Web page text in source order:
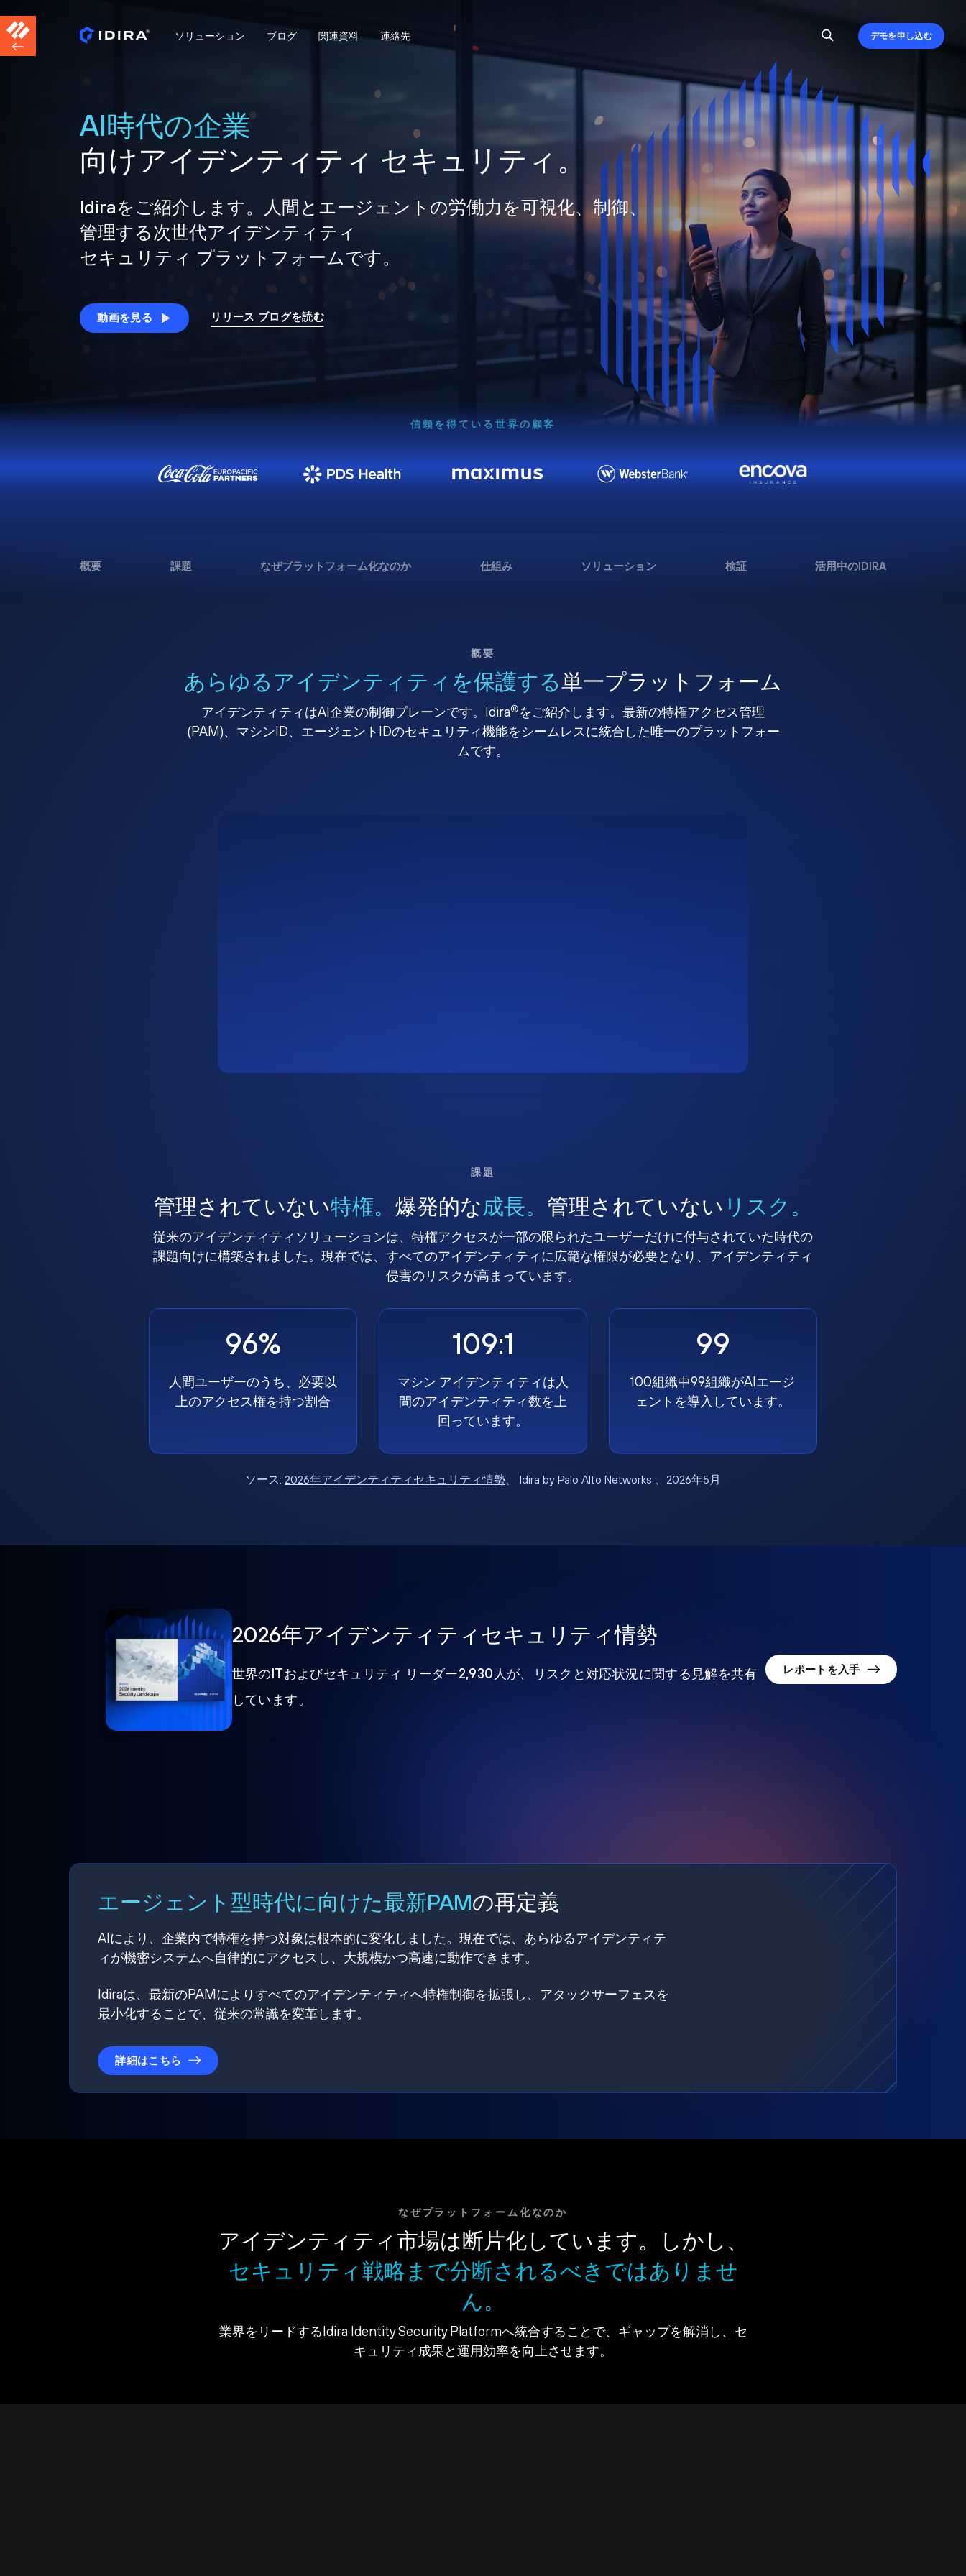
ソリューション ブログ 関連資料 連絡先 デモを申し込む
AI時代の企業
向けアイデンティティ セキュリティ。
Idiraをご紹介します。人間とエージェントの労働力を可視化、制御、
管理する次世代アイデンティティ
セキュリティ プラットフォームです。
動画を見る リリース ブログを読む
信頼を得ている世界の顧客
概要 課題 なぜプラットフォーム化なのか 仕組み ソリューション 検証 活用中のIDIRA
概要
あらゆるアイデンティティを保護する単一プラットフォーム
アイデンティティはAI企業の制御プレーンです。Idira®をご紹介します。最新の特権アクセス管理
(PAM)、マシンID、エージェントIDのセキュリティ機能をシームレスに統合した唯一のプラットフォー
ムです。
課題
管理されていない特権。 爆発的な成長。 管理されていない リスク。
従来のアイデンティティソリューションは、特権アクセスが一部の限られたユーザーだけに付与されていた時代の
課題向けに構築されました。現在では、すべてのアイデンティティに広範な権限が必要となり、アイデンティティ
侵害のリスクが高まっています。
96%
人間ユーザーのうち、必要以
上のアクセス権を持つ割合
109:1
マシン アイデンティティは人
間のアイデンティティ数を上
回っています。
99
100組織中99組織がAIエージ
ェントを導入しています。
ソース: 2026年アイデンティティセキュリティ情勢、 Idira by Palo Alto Networks 、2026年5月
2026年アイデンティティセキュリティ情勢
世界のITおよびセキュリティ リーダー2,930人が、リスクと対応状況に関する見解を共有
しています。
レポートを入手
エージェント型時代に向けた最新PAMの再定義
AIにより、企業内で特権を持つ対象は根本的に変化しました。現在では、あらゆるアイデンティテ
ィが機密システムへ自律的にアクセスし、大規模かつ高速に動作できます。
Idiraは、最新のPAMによりすべてのアイデンティティへ特権制御を拡張し、アタックサーフェスを
最小化することで、従来の常識を変革します。
詳細はこちら
なぜプラットフォーム化なのか
アイデンティティ市場は断片化しています。しかし、
セキュリティ戦略まで分断されるべきではありませ
ん。
業界をリードするIdira Identity Security Platformへ統合することで、ギャップを解消し、セ
キュリティ成果と運用効率を向上させます。